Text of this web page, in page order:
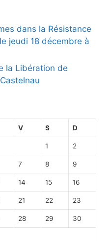
dans la Résistance
jeudi 18 décembre à
la Libération de
V S D
1 2
7 8 9
14 15 16
21 22 23
28 29 30